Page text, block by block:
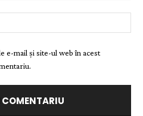
e-mail și site-ul web în acest